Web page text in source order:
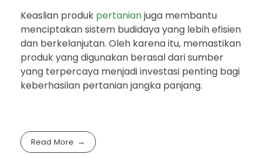
Keaslian produk pertanianjuga membantu
menciptakan sistem budidaya yang lebih efisien
dan berkelanjutan. Oleh karena itu, memastikan
produk yang digunakan berasal dari sumber
yang terpercaya menjadi investasi penting bagi
keberhasilan pertanian jangka panjang.
Read More